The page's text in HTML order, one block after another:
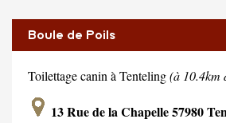
Boule de Poils
Toilettage canin à Tenteling(à 10.4km
13 Rue de la Chapelle 57980